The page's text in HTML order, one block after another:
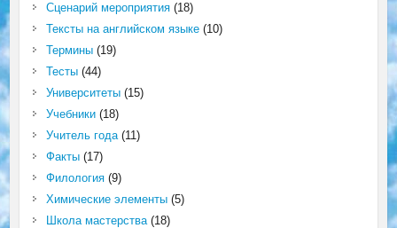
Сценарий мероприятия(18)
Тексты на английском языке(10)
Термины(19)
Тесты(44)
Университеты(15)
Учебники(18)
Учитель года(11)
Факты(17)
Филология(9)
Химические элементы(5)
Школа мастерства(18)